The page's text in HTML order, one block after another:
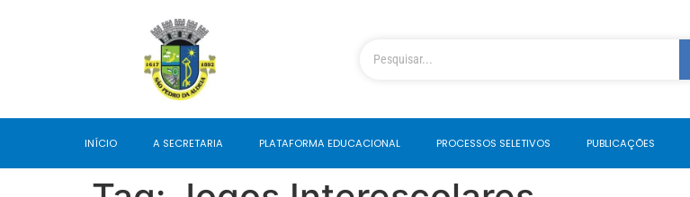
INÍCIO A SECRETARIA PLATAFORMA EDUCACIONAL PROCESSOS SELETIVOS PUBLICAÇÕES